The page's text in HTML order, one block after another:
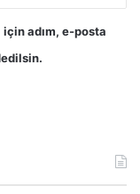
için adım, e-posta